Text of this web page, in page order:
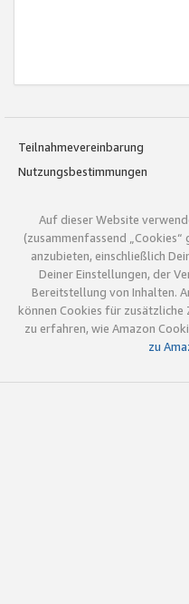
Teilnahmevereinbarung
Nutzungsbestimmungen
Auf dieser Website
(zusammenfassend „Cookies“
anzubieten, einschließlich
Deiner Einstellungen, der
Bereitstellung von Inhalten.
können Cookies für zusätzliche
zu erfahren, wie Amazon
zu